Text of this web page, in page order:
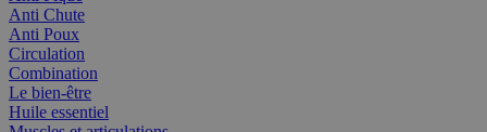
Anti Chute
Anti Poux
Circulation
Combination
Le bien-être
Huile essentiel